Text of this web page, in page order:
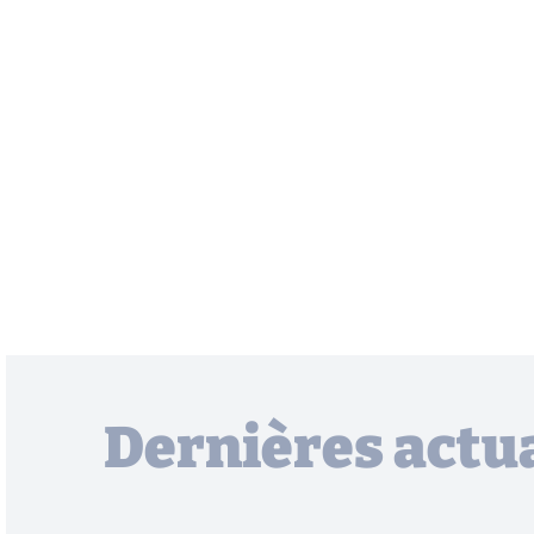
Dernières